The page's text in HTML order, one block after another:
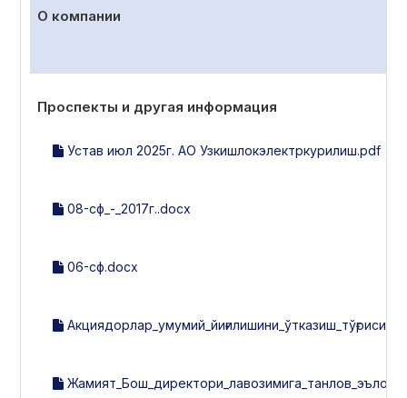
О компании
Проспекты и другая информация
Устав июл 2025г. АО Узкишлокэлектркурилиш.pdf
08-сф_-_2017г..docx
06-сф.docx